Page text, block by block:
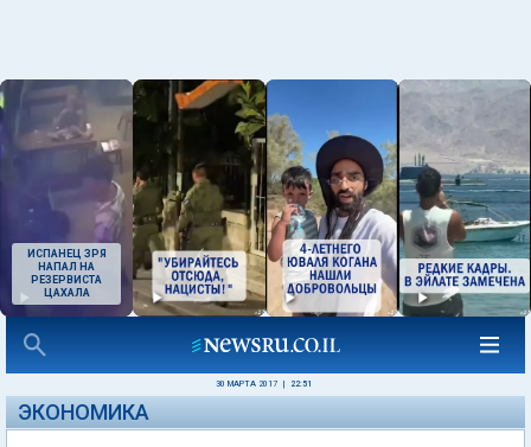
ИСПАНЕЦ ЗРЯ
НАПАЛ НА
РЕЗЕРВИСТА
ЦАХАЛА
30 МАРТА 2017 22:51
ЭКОНОМИКА